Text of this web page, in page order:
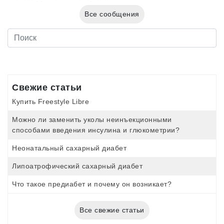
Все сообщения
Свежие статьи
Купить Freestyle Libre
Можно ли заменить уколы неинъекционными
способами введения инсулина и глюкометрии?
Неонатальный сахарный диабет
Липоатрофический сахарный диабет
Что такое предиабет и почему он возникает?
Все свежие статьи